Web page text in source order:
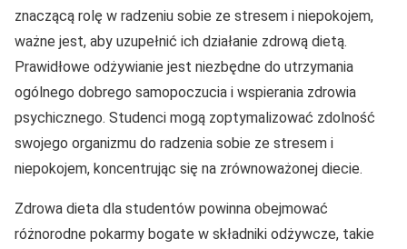
znaczącą rolę w radzeniu sobie ze stresem i niepokojem,
ważne jest, aby uzupełnić ich działanie zdrową dietą.
Prawidłowe odżywianie jest niezbędne do utrzymania
ogólnego dobrego samopoczucia i wspierania zdrowia
psychicznego. Studenci mogą zoptymalizować zdolność
swojego organizmu do radzenia sobie ze stresem i
niepokojem, koncentrując się na zrównoważonej diecie.
Zdrowa dieta dla studentów powinna obejmować
różnorodne pokarmy bogate w składniki odżywcze, takie